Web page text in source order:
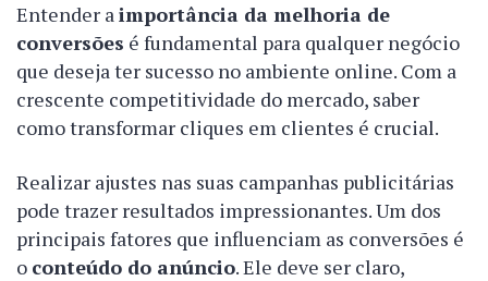
Entender aimportância da melhoria de
conversões é fundamental para qualquer negócio
que deseja ter sucesso no ambiente online. Com a
crescente competitividade do mercado, saber
como transformar cliques em clientes é crucial.
Realizar ajustes nas suas campanhas publicitárias
pode trazer resultados impressionantes. Um dos
principais fatores que influenciam as conversões é
o conteúdo do anúncio. Ele deve ser claro,